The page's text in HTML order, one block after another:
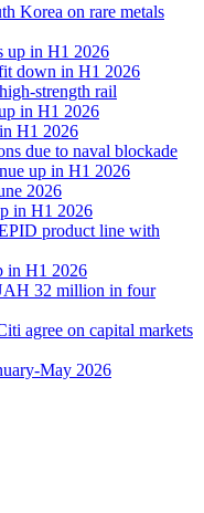
Korea on rare metals
up in H1 2026
down in H1 2026
strength rail
in H1 2026
H1 2026
due to naval blockade
up in H1 2026
2026
in H1 2026
product line with
in H1 2026
32 million in four
agree on capital markets
May 2026